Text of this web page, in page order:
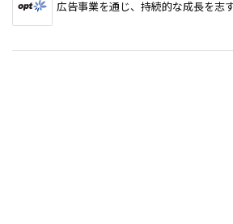
広告事業を通じ、持続的な成長を志